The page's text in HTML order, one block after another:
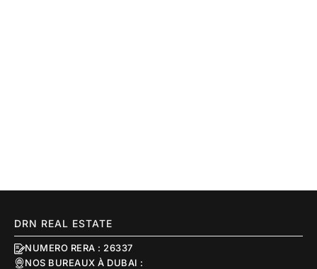
DRN REAL ESTATE
NUMERO RERA : 26337
NOS BUREAUX À DUBAI :